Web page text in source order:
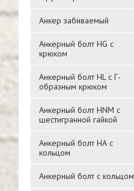
Анкер забиваемый
Анкерный болт HG с
крюком
Анкерный болт HL с Г-
образным крюком
Анкерный болт HNM с
шестигранной гайкой
Анкерный болт НА с
кольцом
Анкерный болт с кольцом